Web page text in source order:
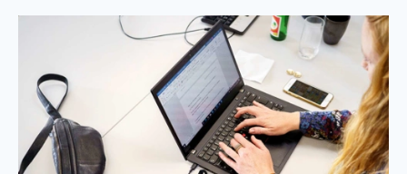
Bliv klædt på til arbejdet med IT-sikkerhed